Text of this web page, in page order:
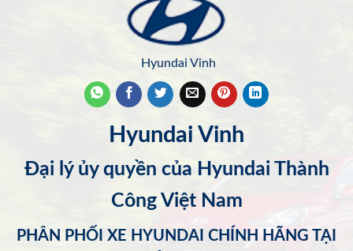
Hyundai Vinh
Hyundai Vinh
Đại lý ủy quyền của Hyundai Thành
Công Việt Nam
PHÂN PHỐI XE HYUNDAI CHÍNH HÃNG TẠI